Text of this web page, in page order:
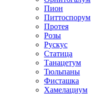
Пион
Питтоспорум
Протея
Розы
Рускус
Статица
Танацетум
Тюльпаны
Фисташка
Хамелациум